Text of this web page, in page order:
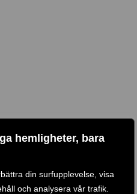
hemligheter, bara
din surfupplevelse, visa
och analysera vår trafik.